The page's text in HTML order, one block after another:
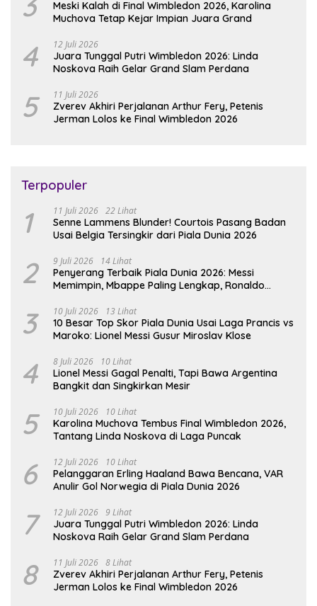
Meski Kalah di Final Wimbledon 2026, Karolina
Muchova Tetap Kejar Impian Juara Grand
4 12 Juli 2026
Juara Tunggal Putri Wimbledon 2026: Linda
Noskova Raih Gelar Grand Slam Perdana
5 11 Juli 2026
Zverev Akhiri Perjalanan Arthur Fery, Petenis
Jerman Lolos ke Final Wimbledon 2026
Terpopuler
1 11 Juli 2026 22 Lihat
Senne Lammens Blunder! Courtois Pasang Badan
Usai Belgia Tersingkir dari Piala Dunia 2026
2 9 Juli 2026 14 Lihat
Penyerang Terbaik Piala Dunia 2026: Messi
Memimpin, Mbappe Paling Lengkap, Ronaldo
3 10 Juli 2026 13 Lihat
10 Besar Top Skor Piala Dunia Usai Laga Prancis vs
Maroko: Lionel Messi Gusur Miroslav Klose
4 8 Juli 2026 10 Lihat
Lionel Messi Gagal Penalti, Tapi Bawa Argentina
Bangkit dan Singkirkan Mesir
5 10 Juli 2026 10 Lihat
Karolina Muchova Tembus Final Wimbledon 2026,
Tantang Linda Noskova di Laga Puncak
6 12 Juli 2026 10 Lihat
Pelanggaran Erling Haaland Bawa Bencana, VAR
Anulir Gol Norwegia di Piala Dunia 2026
7 12 Juli 2026 9 Lihat
Juara Tunggal Putri Wimbledon 2026: Linda
Noskova Raih Gelar Grand Slam Perdana
8 11 Juli 2026 8 Lihat
Zverev Akhiri Perjalanan Arthur Fery, Petenis
Jerman Lolos ke Final Wimbledon 2026